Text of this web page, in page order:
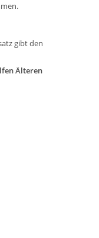
gibt den
Älteren